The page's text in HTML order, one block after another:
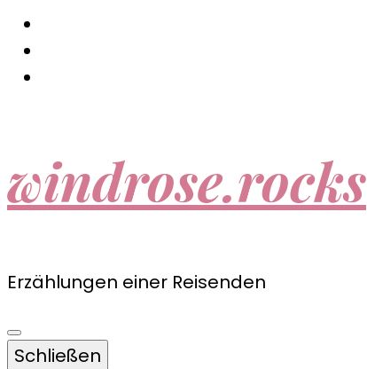
windrose.rocks
Erzählungen einer Reisenden
Schließen